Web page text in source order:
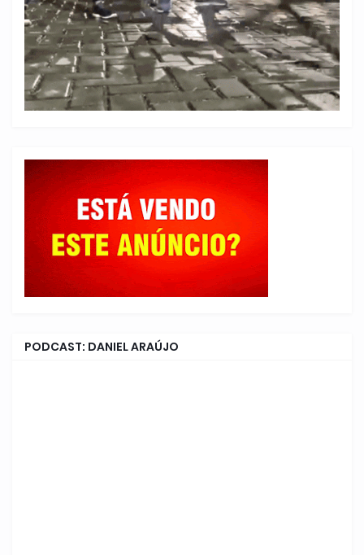
PODCAST: DANIEL ARAÚJO